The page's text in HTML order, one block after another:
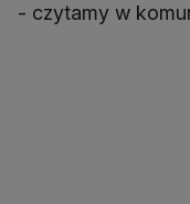
- czytamy w